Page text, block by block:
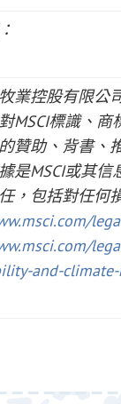
業控股有限公
MSCI標識、商
贊助、背書、
是MSCI或其信
，包括對任何
and-